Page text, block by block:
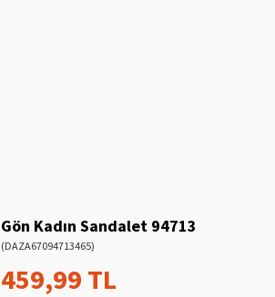
Gön Kadın Sandalet 94713
(DAZA67094713465)
459,99 TL